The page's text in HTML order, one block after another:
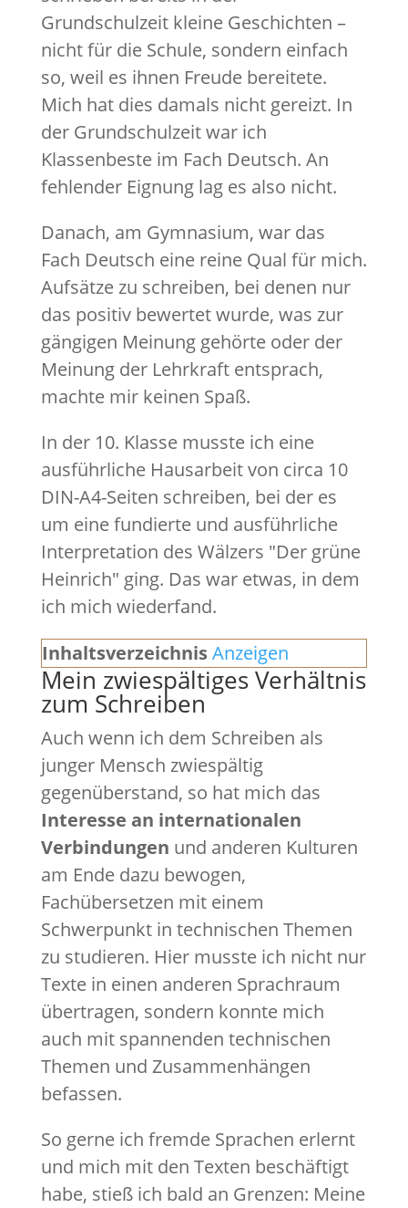
Grundschulzeit kleine Geschichten –
nicht für die Schule, sondern einfach
so, weil es ihnen Freude bereitete.
Mich hat dies damals nicht gereizt. In
der Grundschulzeit war ich
Klassenbeste im Fach Deutsch. An
fehlender Eignung lag es also nicht.
Danach, am Gymnasium, war das
Fach Deutsch eine reine Qual für mich.
Aufsätze zu schreiben, bei denen nur
das positiv bewertet wurde, was zur
gängigen Meinung gehörte oder der
Meinung der Lehrkraft entsprach,
machte mir keinen Spaß.
In der 10. Klasse musste ich eine
ausführliche Hausarbeit von circa 10
DIN-A4-Seiten schreiben, bei der es
um eine fundierte und ausführliche
Interpretation des Wälzers "Der grüne
Heinrich" ging. Das war etwas, in dem
ich mich wiederfand.
InhaltsverzeichnisAnzeigen
Mein zwiespältiges Verhältnis
zum Schreiben
Auch wenn ich dem Schreiben als
junger Mensch zwiespältig
gegenüberstand, so hat mich das
Interesse an internationalen
Verbindungen und anderen Kulturen
am Ende dazu bewogen,
Fachübersetzen mit einem
Schwerpunkt in technischen Themen
zu studieren. Hier musste ich nicht nur
Texte in einen anderen Sprachraum
übertragen, sondern konnte mich
auch mit spannenden technischen
Themen und Zusammenhängen
befassen.
So gerne ich fremde Sprachen erlernt
und mich mit den Texten beschäftigt
habe, stieß ich bald an Grenzen: Meine